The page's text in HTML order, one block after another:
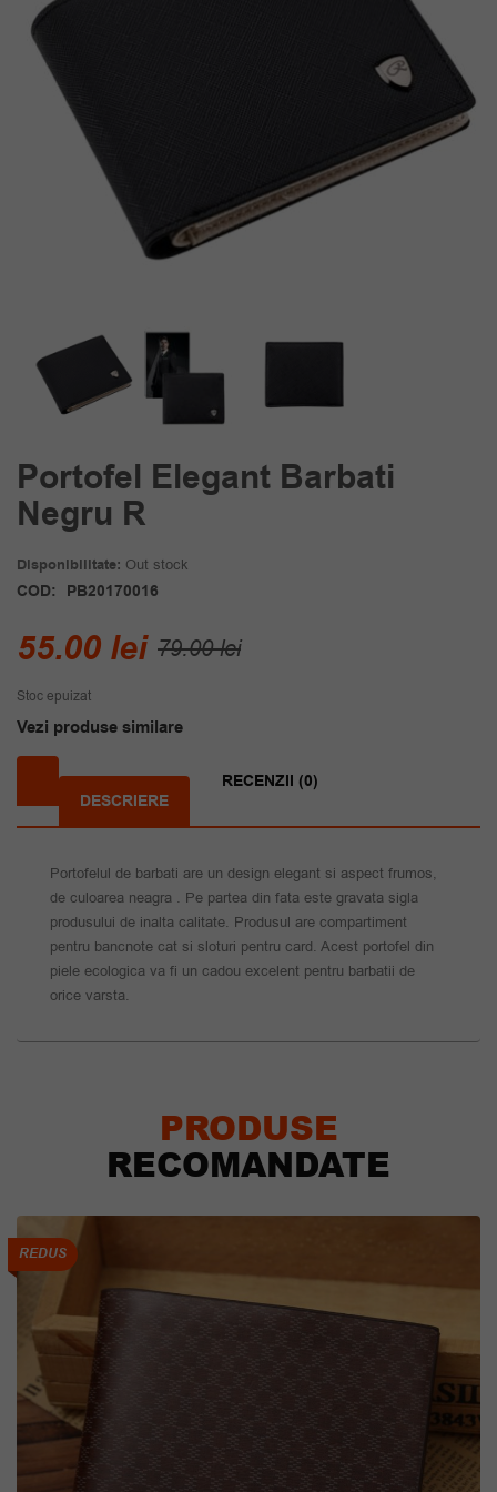
Portofel Elegant Barbati
Negru R
Disponibilitate: Out stock
COD: PB20170016
79.00leiPrețul
79.00 lei.
55.00 lei
Prețul
Stoc epuizat
Vezi produse similare
DESCRIERE
RECENZII (0)
Portofelul de barbati are un design elegant si aspect frumos,
de culoarea neagra . Pe partea din fata este gravata sigla
produsului de inalta calitate. Produsul are compartiment
pentru bancnote cat si sloturi pentru card. Acest portofel din
piele ecologica va fi un cadou excelent pentru barbatii de
orice varsta.
PRODUSE
RECOMANDATE
REDUS